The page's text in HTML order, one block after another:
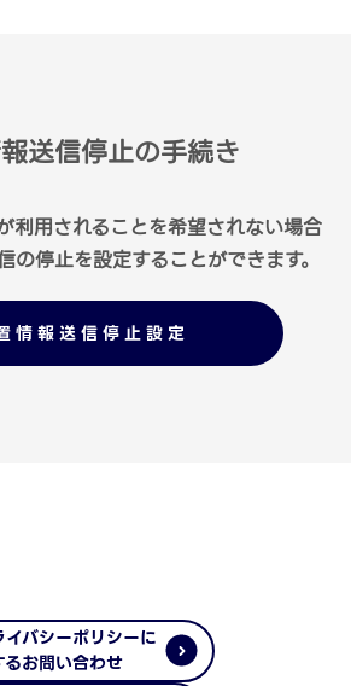
送信停止の手続き
利用されることを希望されない場合
の停止を設定することができます。
情報送信停止設定
イバシーポリシーに
るお問い合わせ